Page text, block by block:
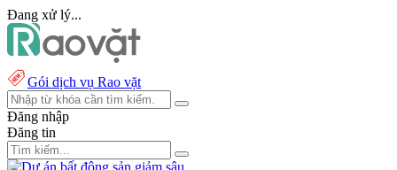
Đang xử lý...
Gói dịch vụ Rao vặt
Đăng nhập
Đăng tin